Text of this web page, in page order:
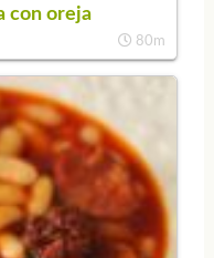
con oreja
80m